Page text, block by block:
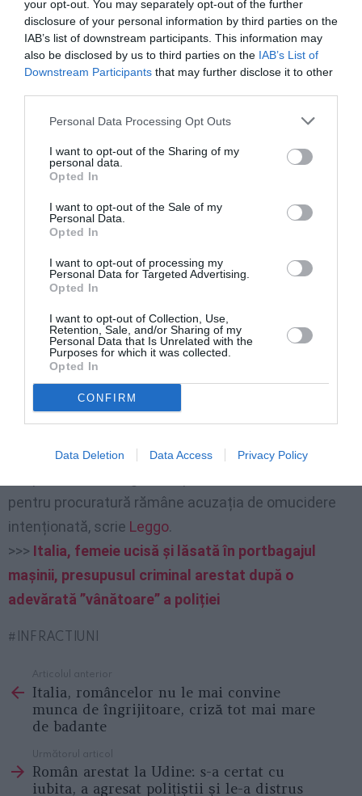
your opt-out. You may separately opt-out of the further
disclosure of your personal information by third parties on the
IAB’s list of downstream participants. This information may
also be disclosed by us to third parties on the IAB’s List of
Downstream Participants that may further disclose it to other
Personal Data Processing Opt Outs
I want to opt-out of the Sharing of my
personal data.
Opted In
I want to opt-out of the Sale of my
Personal Data.
Opted In
I want to opt-out of processing my
Personal Data for Targeted Advertising.
Opted In
I want to opt-out of Collection, Use,
Retention, Sale, and/or Sharing of my
Personal Data that Is Unrelated with the
Purposes for which it was collected.
Opted In
CONFIRM
Data Deletion Data Access Privacy Policy
Apartamentul femeii se afla de faptla același etaj,
la nivelul trei, și la aceeași poziție, dar pe părțile
opuse față de apartamentul
celor doi veri
apropiat de ei după ce a observat că ușa era
deschisă, probabillăsată întredeschisă din
greșeală.
El a intrat crezând că o va întâlni pe femeie,însă în
schimb a dat peste cei doi bărbați
Bărbatul în vârstă de 32 de ani a plecat, dar a fost
urmărit de cei doi, care, confundându-l cu un hoț,
ajuns în apropierea liftului, unde l-au bătut până la
moarte.
„Știrea este șocantă – a comentat avocatul verilor,
Giorgio Pietramala. Aceasta schimbă complet poziția
clienților noștri. Considerăm cănu mai poate fi vorba
despre omucidere intenționată
, eventual doar
pentru procuratură rămâne acuzația de omucidere
intenționată, scrie Leggo.
>>> Italia, femeie ucisă și lăsată în portbagajul
mașinii, presupusul criminal arestat după o
adevărată ”vânătoare” a poliției
INFRACTIUNI
more
Articolul anterior
Italia, româncelor nu le mai convine
munca de îngrijitoare, criză tot mai mare
de badante
Următorul articol
Român arestat la Udine: s-a certat cu
iubita, a agresat polițiștii și le-a distrus